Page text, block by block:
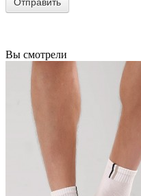
Вы смотрели